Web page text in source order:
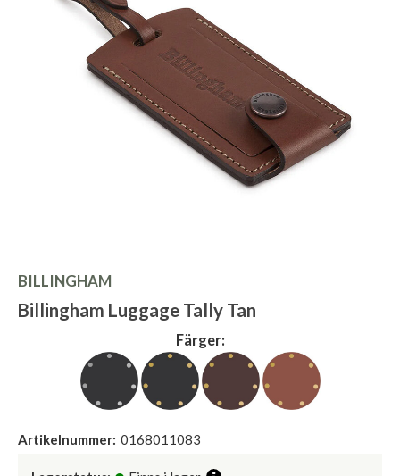
BILLINGHAM
Billingham Luggage Tally Tan
Färger:
Artikelnummer: 0168011083